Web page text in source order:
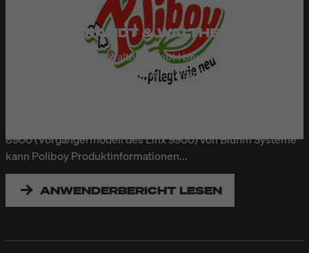
POLIBOY BRANDT & WALTHER
Die Poliboy Brandt & Walther GmbH besteht seit über 90
Jahren. Die Angebotspalette reicht von Reinigungs- und
Pflegemitteln für Leder, Edelmetalle, Holz und Laminat bis
8900 (Vorgängermodell des Linx 9900) von Bluhm Systeme
kann Poliboy Produktinformationen...
ANWENDERBERICHT LESEN